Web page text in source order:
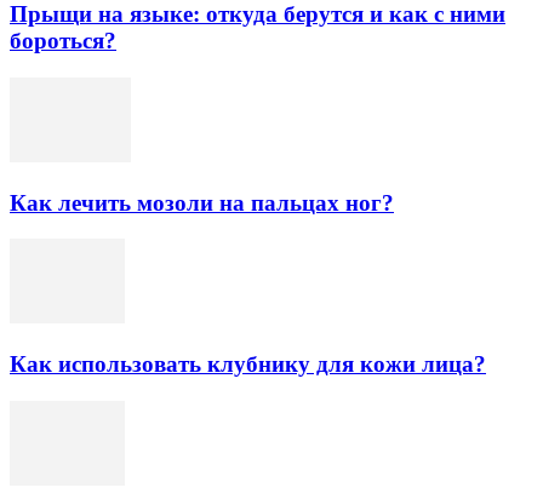
Прыщи на языке: откуда берутся и как с ними
бороться?
Как лечить мозоли на пальцах ног?
Как использовать клубнику для кожи лица?